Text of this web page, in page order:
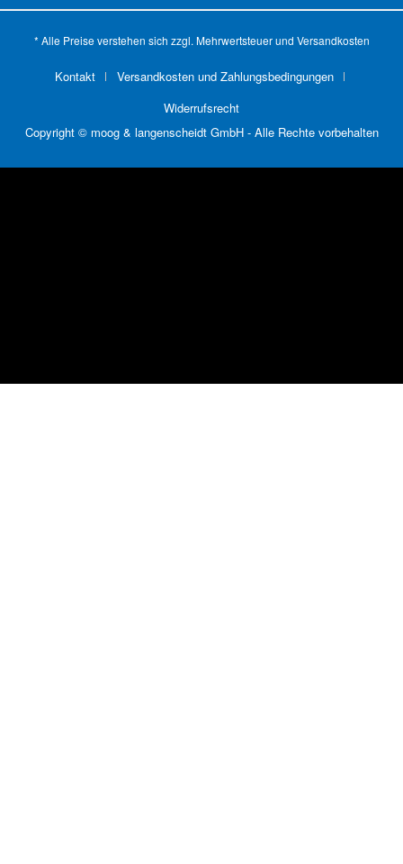
* Alle Preise verstehen sich zzgl. Mehrwertsteuer und Versandkosten
Kontakt
Versandkosten und Zahlungsbedingungen
Widerrufsrecht
Copyright © moog & langenscheidt GmbH - Alle Rechte vorbehalten